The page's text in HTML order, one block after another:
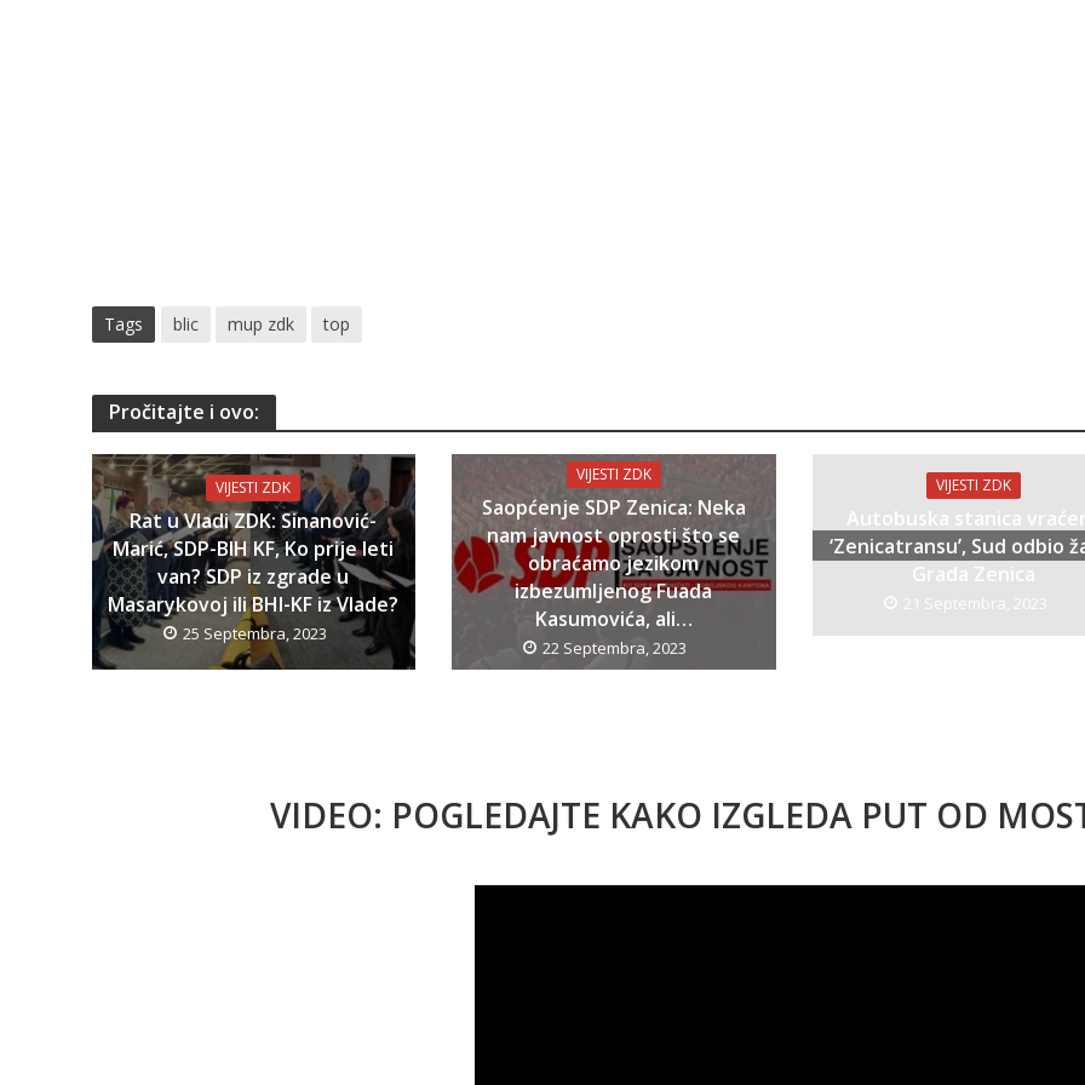
Tags blic mup zdk top
Pročitajte i ovo:
VIJESTI ZDK
Rat u Vladi ZDK: Sinanović-
Marić, SDP-BIH KF, Ko prije leti
van? SDP iz zgrade u
Masarykovoj ili BHI-KF iz Vlade?
25 Septembra, 2023
VIJESTI ZDK
Saopćenje SDP Zenica: Neka
nam javnost oprosti što se
obraćamo jezikom
izbezumljenog Fuada
Kasumovića, ali…
22 Septembra, 2023
VIJESTI ZDK
Autobuska stanica
‘Zenicatransu’, Sud odbio
Grada Zenica
21 Septembra, 2023
VIDEO: POGLEDAJTE KAKO IZGLEDA PUT OD